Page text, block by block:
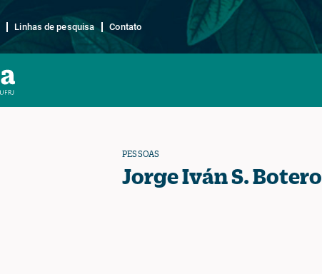
Linhas de pesquisa Contato
PESSOAS
Jorge Iván S. Botero